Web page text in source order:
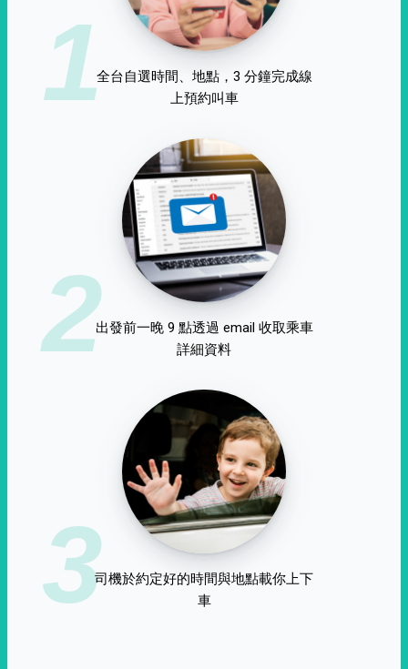
1全台自選時間、地點，3 分鐘完成線
上預約叫車
2出發前一晚 9 點透過 email 收取乘車
詳細資料
3司機於約定好的時間與地點載你上下
車